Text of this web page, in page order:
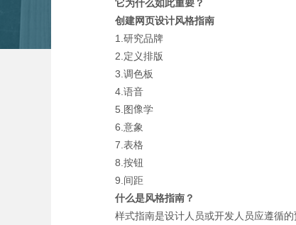
它为什么如此重要？
创建网页设计风格指南
1.研究品牌
2.定义排版
3.调色板
4.语音
5.图像学
6.意象
7.表格
8.按钮
9.间距
什么是风格指南？
样式指南是设计人员或开发人员应遵循